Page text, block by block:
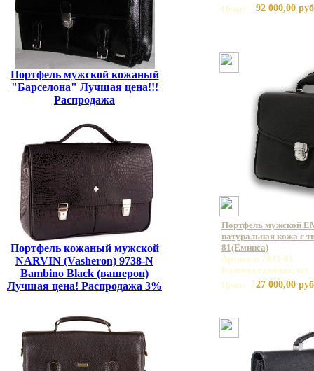
Портфель мужской кожаный
"Барселона" Лучшая цена!!!
Распродажа
Портфель кожаный мужской
NARVIN (Vasheron) 9738-N
Bambino Black (вашерон)
Лучшая цена! Распродажа 3%
Цена:
92 000,00
Портфель мужской
натуральная кожа с
81(Еминса)
Артикул: 7031-81
Базовая единица: шт
Цена:
27 000,00